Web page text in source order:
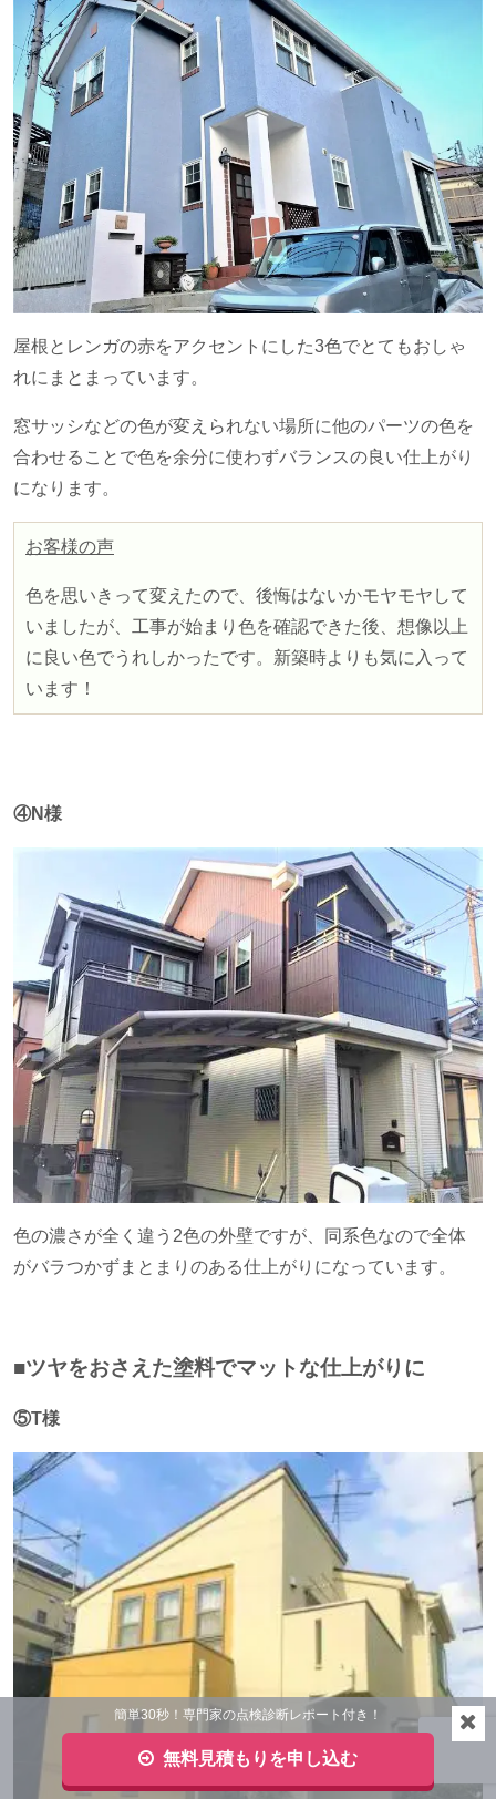
屋根とレンガの赤をアクセントにした3色でとてもおしゃ
れにまとまっています。
窓サッシなどの色が変えられない場所に他のパーツの色を
合わせることで色を余分に使わずバランスの良い仕上がり
になります。
お客様の声
色を思いきって変えたので、後悔はないかモヤモヤして
いましたが、工事が始まり色を確認できた後、想像以上
に良い色でうれしかったです。新築時よりも気に入って
います！
④N様
色の濃さが全く違う 2色の外壁ですが、同系色なので全体
がバラつかずまとまりのある仕上がりになっています。
■ツヤをおさえた塗料でマットな仕上がりに
⑤T様
簡単30秒！専門家の点検診断レポート付き！
無料見積もりを申し込む